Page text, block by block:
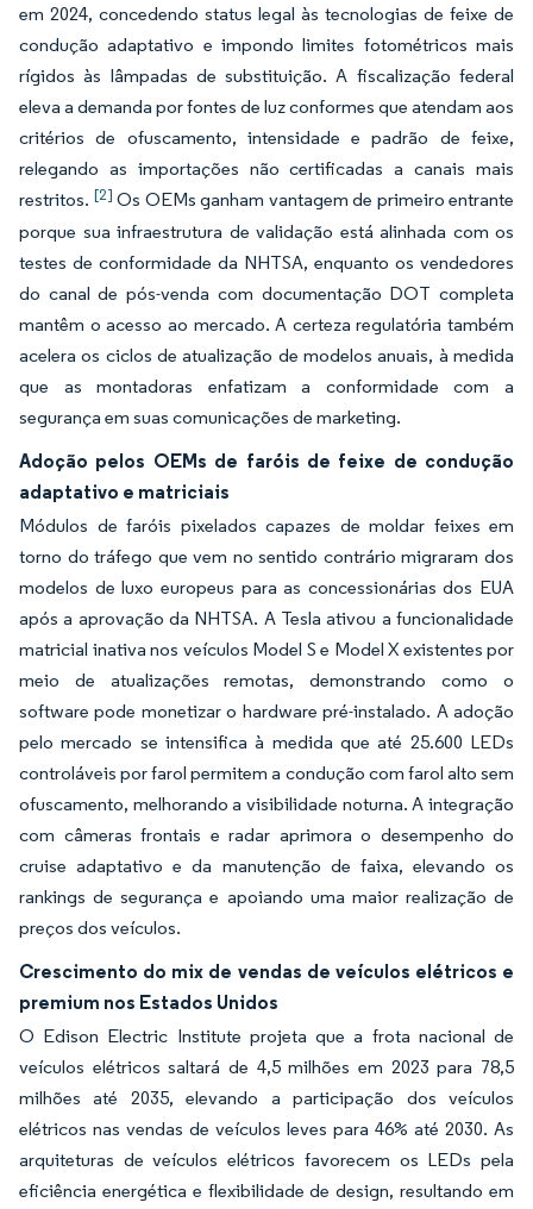
em 2024, concedendo status legal às tecnologias de feixe de
condução adaptativo e impondo limites fotométricos mais
rígidos às lâmpadas de substituição. A fiscalização federal
eleva a demanda por fontes de luz conformes que atendam aos
critérios de ofuscamento, intensidade e padrão de feixe,
relegando as importações não certificadas a canais mais
restritos. [2] Os OEMs ganham vantagem de primeiro entrante
porque sua infraestrutura de validação está alinhada com os
testes de conformidade da NHTSA, enquanto os vendedores
do canal de pós-venda com documentação DOT completa
mantêm o acesso ao mercado. A certeza regulatória também
acelera os ciclos de atualização de modelos anuais, à medida
que as montadoras enfatizam a conformidade com a
segurança em suas comunicações de marketing.
Adoção pelos OEMs de faróis de feixe de condução
adaptativo e matriciais
Módulos de faróis pixelados capazes de moldar feixes em
torno do tráfego que vem no sentido contrário migraram dos
modelos de luxo europeus para as concessionárias dos EUA
após a aprovação da NHTSA. A Tesla ativou a funcionalidade
matricial inativa nos veículos Model S e Model X existentes por
meio de atualizações remotas, demonstrando como o
software pode monetizar o hardware pré-instalado. A adoção
pelo mercado se intensifica à medida que até 25.600 LEDs
controláveis por farol permitem a condução com farol alto sem
ofuscamento, melhorando a visibilidade noturna. A integração
com câmeras frontais e radar aprimora o desempenho do
cruise adaptativo e da manutenção de faixa, elevando os
rankings de segurança e apoiando uma maior realização de
preços dos veículos.
Crescimento do mix de vendas de veículos elétricos e
premium nos Estados Unidos
O Edison Electric Institute projeta que a frota nacional de
veículos elétricos saltará de 4,5 milhões em 2023 para 78,5
milhões até 2035, elevando a participação dos veículos
elétricos nas vendas de veículos leves para 46% até 2030. As
arquiteturas de veículos elétricos favorecem os LEDs pela
eficiência energética e flexibilidade de design, resultando em